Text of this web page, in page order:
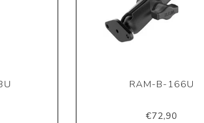
RAM-B-166U
€72,90